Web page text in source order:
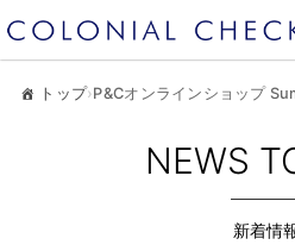
トップ›P&Cオンラインショップ
NEWS
新着情